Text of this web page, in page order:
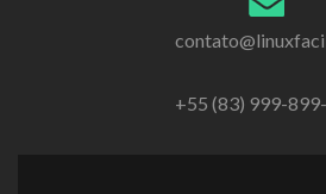
+55 (83) 999-